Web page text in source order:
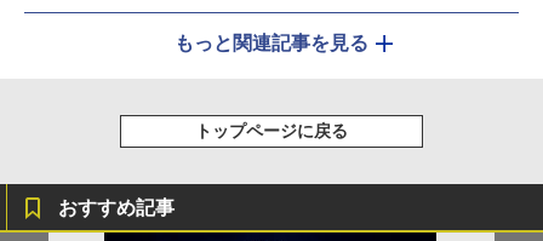
もっと関連記事を見る
トップページに戻る
おすすめ記事